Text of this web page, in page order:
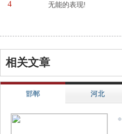
相关文章
邯郸 河北